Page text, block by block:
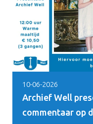
10-06-2026
Archief Well
commentaar op